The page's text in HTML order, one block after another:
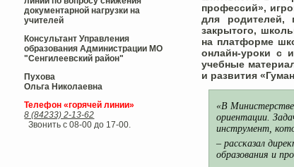
документарной нагрузки на
учителей
Консультант Управления
образования Администрации МО
"Сенгилеевский район"
Пухова
Ольга Николаевна
Телефон «горячей линии»
8 (84233) 2-13-62
Звонить с 08-00 до 17-00.
профессий»,
для родителей,
закрытого,
на платформе
онлайн-уроки с
учебные
и развития
«В Министерстве
ориентации.
инструмент,
– рассказал
образования и